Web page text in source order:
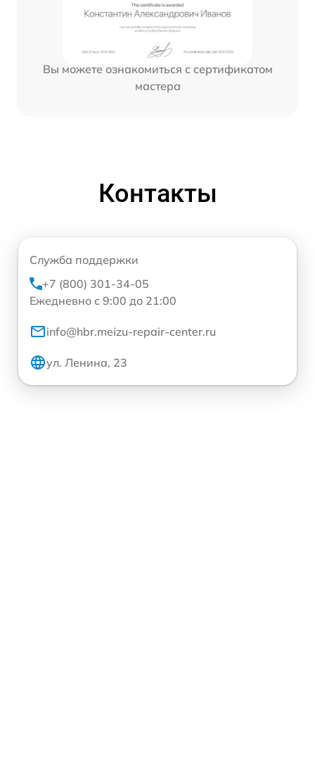
Вы можете ознакомиться с сертификатом
мастера
Контакты
Служба поддержки
+7 (800) 301-34-05
Ежедневно с 9:00 до 21:00
info@hbr.meizu-repair-center.ru
ул. Ленина, 23